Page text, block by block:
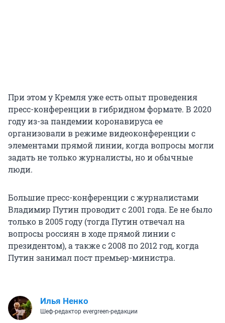
При этом у Кремля уже есть опыт проведения
пресс-конференции в гибридном формате. В 2020
году из-за пандемии коронавируса ее
организовали в режиме видеоконференции с
элементами прямой линии, когда вопросы могли
задать не только журналисты, но и обычные
люди.
Большие пресс-конференции с журналистами
Владимир Путин проводит с 2001 года. Ее не было
только в 2005 году (тогда Путин отвечал на
вопросы россиян в ходе прямой линии с
президентом), а также с 2008 по 2012 год, когда
Путин занимал пост премьер-министра.
Илья Ненко
Шеф-редактор evergreen-редакции